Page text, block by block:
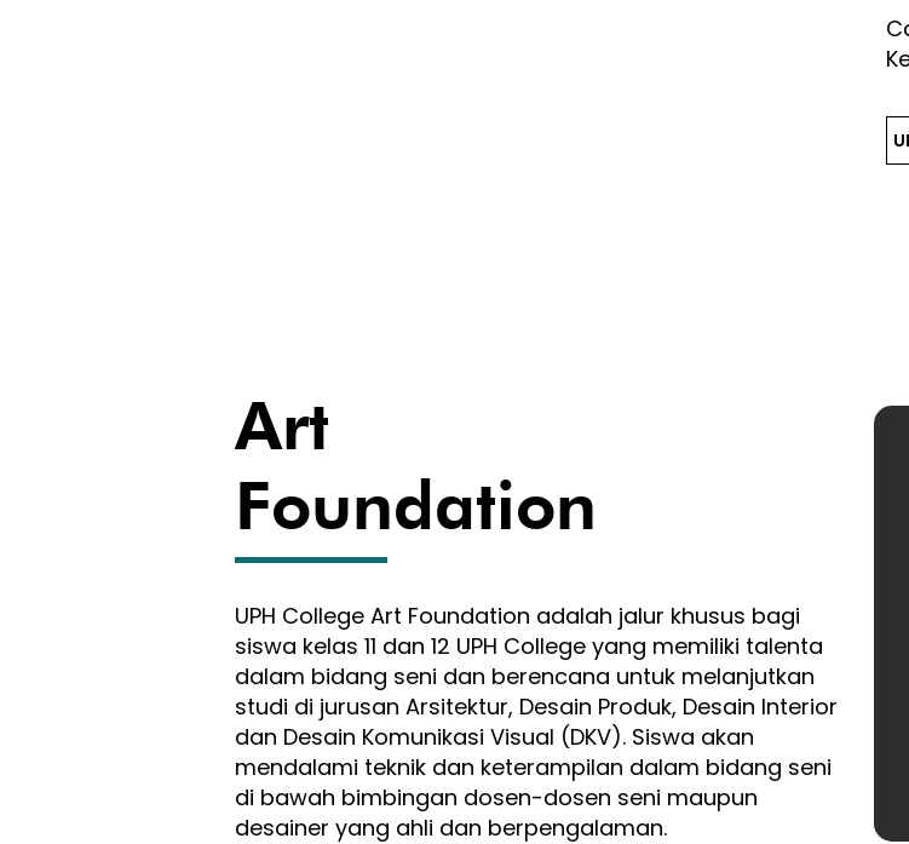
Art
Foundation
UPH College Art Foundation adalah jalur khusus bagi
siswa kelas 11 dan 12 UPH College yang memiliki talenta
dalam bidang seni dan berencana untuk melanjutkan
studi di jurusan Arsitektur, Desain Produk, Desain Interior
dan Desain Komunikasi Visual (DKV). Siswa akan
mendalami teknik dan keterampilan dalam bidang seni
di bawah bimbingan dosen-dosen seni maupun
desainer yang ahli dan berpengalaman.